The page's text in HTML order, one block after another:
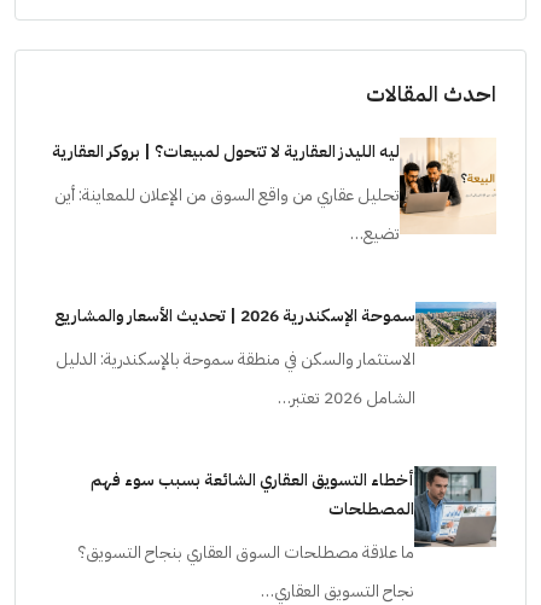
احدث المقالات
ليه الليدز العقارية لا تتحول لمبيعات؟ | بروكر العقارية
تحليل عقاري من واقع السوق من الإعلان للمعاينة: أين
تضيع…
سموحة الإسكندرية 2026 | تحديث الأسعار والمشاريع
الاستثمار والسكن في منطقة سموحة بالإسكندرية: الدليل
الشامل 2026 تعتبر…
أخطاء التسويق العقاري الشائعة بسبب سوء فهم
المصطلحات
ما علاقة مصطلحات السوق العقاري بنجاح التسويق؟
نجاح التسويق العقاري…